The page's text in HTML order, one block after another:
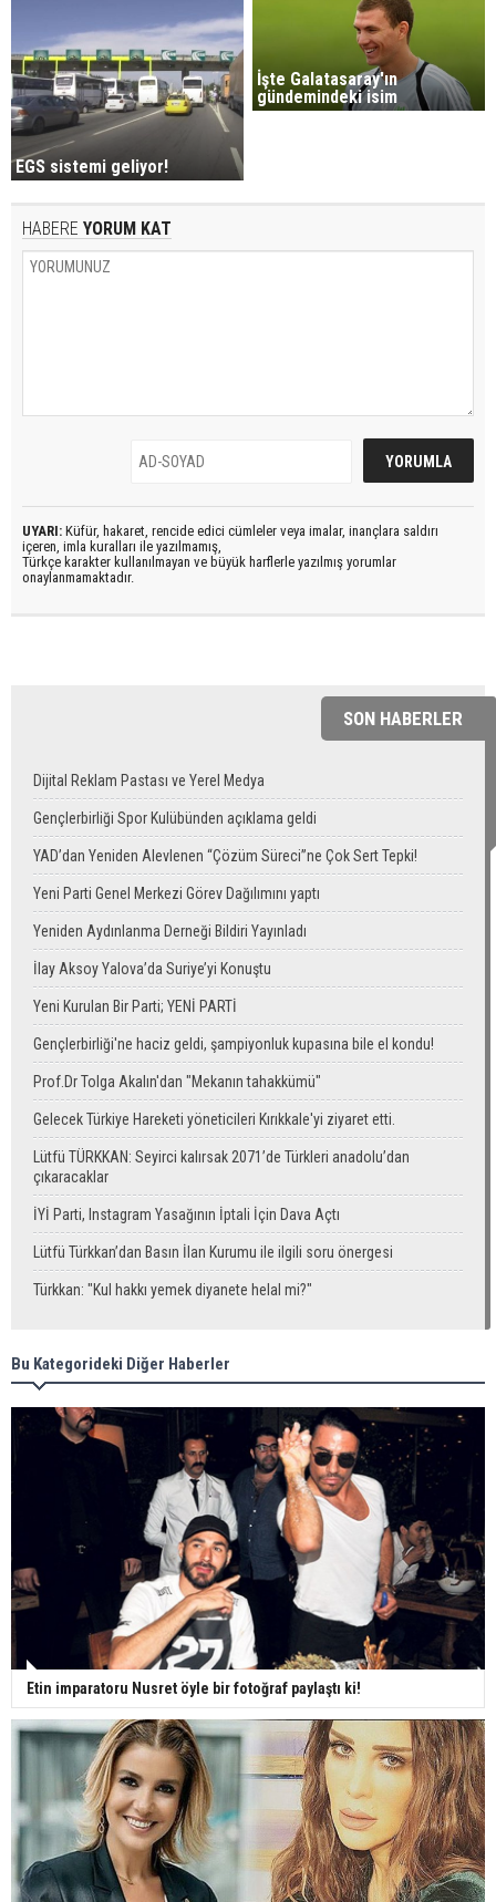
EGS sistemi geliyor!
İşte Galatasaray'ın
gündemindeki isim
HABERE YORUM KAT
UYARI: Küfür, hakaret, rencide edici cümleler veya imalar, inançlara saldırı
içeren, imla kuralları ile yazılmamış,
Türkçe karakter kullanılmayan ve büyük harflerle yazılmış yorumlar
onaylanmamaktadır.
SON HABERLER
Dijital Reklam Pastası ve Yerel Medya
Gençlerbirliği Spor Kulübünden açıklama geldi
YAD’dan Yeniden Alevlenen “Çözüm Süreci”ne Çok Sert Tepki!
Yeni Parti Genel Merkezi Görev Dağılımını yaptı
Yeniden Aydınlanma Derneği Bildiri Yayınladı
İlay Aksoy Yalova’da Suriye’yi Konuştu
Yeni Kurulan Bir Parti; YENİ PARTİ
Gençlerbirliği'ne haciz geldi, şampiyonluk kupasına bile el kondu!
Prof.Dr Tolga Akalın'dan "Mekanın tahakkümü"
Gelecek Türkiye Hareketi yöneticileri Kırıkkale'yi ziyaret etti.
Lütfü TÜRKKAN: Seyirci kalırsak 2071’de Türkleri anadolu’dan
çıkaracaklar
İYİ Parti, Instagram Yasağının İptali İçin Dava Açtı
Lütfü Türkkan’dan Basın İlan Kurumu ile ilgili soru önergesi
Türkkan: "Kul hakkı yemek diyanete helal mi?"
Bu Kategorideki Diğer Haberler
Etin imparatoru Nusret öyle bir fotoğraf paylaştı ki!